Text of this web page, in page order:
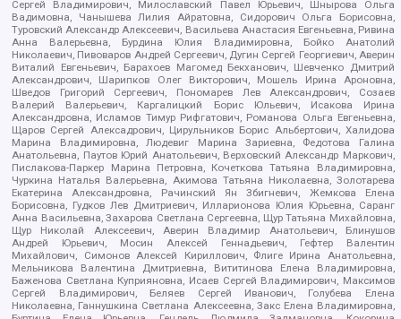
Сергей Владимирович, Милославский Павел Юрьевич, Шнырова Ольга
Вадимовна, Чанышева Лилия Айратовна, Сидорович Ольга Борисовна,
Туровский Александр Алексеевич, Васильева Анастасия Евгеньевна, Ривина
Анна Валерьевна, Бурдина Юлия Владимировна, Бойко Анатолий
Николаевич, Пивоваров Андрей Сергеевич, Дугин Сергей Георгиевич, Аверин
Виталий Евгеньевич, Барахоев Магомед Бекханович, Шевченко Дмитрий
Александрович, Шарипков Олег Викторович, Мошель Ирина Ароновна,
Шведов Григорий Сергеевич, Пономарев Лев Александрович, Созаев
Валерий Валерьевич, Каргалицкий Борис Юльевич, Исакова Ирина
Александровна, Исламов Тимур Рифгатович, Романова Ольга Евгеньевна,
Щаров Сергей Алексадрович, Цирульников Борис Альбертович, Халидова
Марина Владимировна, Людевиг Марина Зариевна, Федотова Галина
Анатольевна, Паутов Юрий Анатольевич, Верховский Александр Маркович,
Пислакова-Паркер Марина Петровна, Кочеткова Татьяна Владимировна,
Чуркина Наталья Валерьевна, Акимова Татьяна Николаевна, Золотарева
Екатерина Александровна, Рачинский Ян Збигневич, Жемкова Елена
Борисовна, Гудков Лев Дмитриевич, Илларионова Юлия Юрьевна, Саранг
Анна Васильевна, Захарова Светлана Сергеевна, Щур Татьяна Михайловна,
Щур Николай Алексеевич, Аверин Владимир Анатольевич, Блинушов
Андрей Юрьевич, Мосин Алексей Геннадьевич, Гефтер Валентин
Михайлович, Симонов Алексей Кириллович, Флиге Ирина Анатольевна,
Мельникова Валентина Дмитриевна, Вититинова Елена Владимировна,
Баженова Светлана Куприяновна, Исаев Сергей Владимирович, Максимов
Сергей Владимирович, Беляев Сергей Иванович, Голубева Елена
Николаевна, Ганнушкина Светлана Алексеевна, Закс Елена Владимировна,